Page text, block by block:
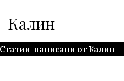
Калин
Статии, написани от Калин